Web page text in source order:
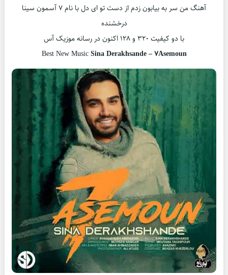
آهنگ من سر به بیابون زدم از دست تو ای دل با نام 7 آسمون سینا
درخشنده
با دو کیفیت 320 و 128 اکنون در رسانه موزیک آس
Best New MusicSina Derakhsande – 7Asemoun